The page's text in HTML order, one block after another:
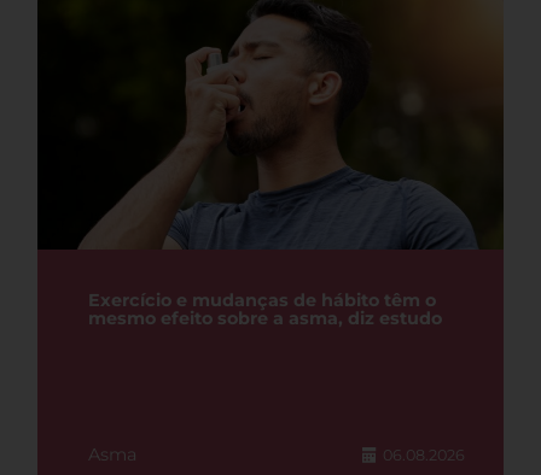
Exercício e mudanças de hábito têm o
mesmo efeito sobre a asma, diz estudo
Asma 06.08.2026